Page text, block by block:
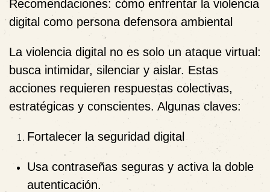
Recomendaciones: cómo enfrentar la violencia
digital como persona defensora ambiental
La violencia digital no es solo un ataque virtual:
busca intimidar, silenciar y aislar. Estas
acciones requieren respuestas colectivas,
estratégicas y conscientes. Algunas claves:
Fortalecer la seguridad digital
Usa contraseñas seguras y activa la doble
autenticación.